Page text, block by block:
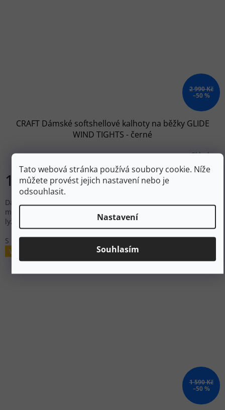
Tato webová stránka používá soubory cookie. Níže
můžete provést jejich nastavení nebo je
odsouhlasit.
Nastavení
Souhlasím
2 990 Kč
–50 %
CRAFT Dámské softshellové kalhoty na běžky GLIDE
WIND TIGHTS - černé
Skladem
1 493 Kč
Dámské zateplené softshellové kalhoty CRAFT Glide Wind s
membránou VentAir Wind jsou určené především na běžecké
lyžování v chladných větrných podmínkách.
S
M L XL
Výprodej
1 590 Kč
–50 %